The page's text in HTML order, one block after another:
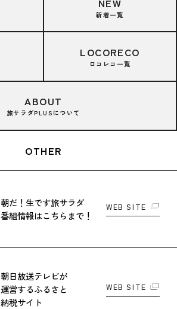
新着一覧
LOCORECO
ロコレコ一覧
ABOUT
旅サラダPLUSについて
OTHER
朝だ！生です旅サラダ
番組情報はこちらまで！
WEB SITE
朝日放送テレビが
運営するふるさと
納税サイト
WEB SITE